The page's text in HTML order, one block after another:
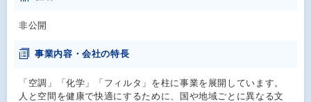
非公開
事業内容・会社の特長
「空調」「化学」「フィルタ」を柱に事業を展開しています。
人と空間を健康で快適にするために、国や地域ごとに異なる文